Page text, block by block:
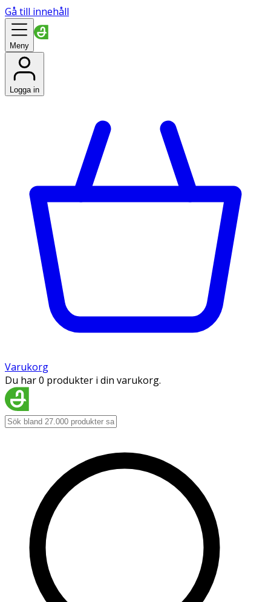
Gå till innehåll
Meny
Logga in
Varukorg
Du har 0 produkter i din varukorg.